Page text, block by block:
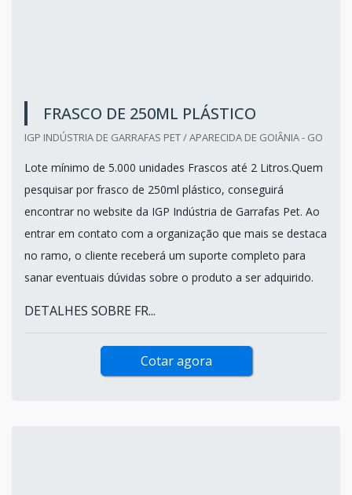
FRASCO DE 250ML PLÁSTICO
IGP INDÚSTRIA DE GARRAFAS PET / APARECIDA DE GOIÂNIA - GO
Lote mínimo de 5.000 unidades Frascos até 2 Litros.Quem
pesquisar por frasco de 250ml plástico, conseguirá
encontrar no website da IGP Indústria de Garrafas Pet. Ao
entrar em contato com a organização que mais se destaca
no ramo, o cliente receberá um suporte completo para
sanar eventuais dúvidas sobre o produto a ser adquirido.
DETALHES SOBRE FR...
Cotar agora